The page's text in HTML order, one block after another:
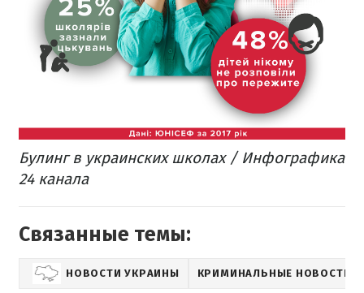
Булинг в украинских школах / Инфографика
24 канала
Связанные темы:
НОВОСТИ УКРАИНЫ КРИМИНАЛЬНЫЕ НОВОСТИ